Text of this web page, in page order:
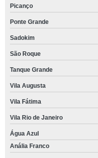
Picanço
Ponte Grande
Sadokim
São Roque
Tanque Grande
Vila Augusta
Vila Fátima
Vila Rio de Janeiro
Água Azul
Anália Franco